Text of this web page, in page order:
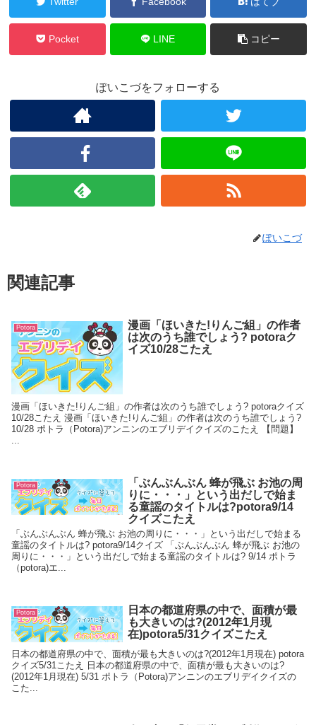
Pocket LINE コピー
ぽいこづをフォローする
ぽいこづ
関連記事
Potora
漫画「ほいきた!りんご組」の作者
は次のうち誰でしょう? potoraク
イズ10/28こたえ
漫画「ほいきた!りんご組」の作者は次のうち誰でしょう? potoraクイズ
10/28こたえ 漫画「ほいきた!りんご組」の作者は次のうち誰でしょう?
10/28 ポトラ（Potora)アンニンのエブリデイクイズのこたえ 【問題】
...
Potora
「ぶんぶんぶん 蜂が飛ぶ お池の周
りに・・・」という出だしで始ま
る童謡のタイトルは?potora9/14
クイズこたえ
「ぶんぶんぶん 蜂が飛ぶ お池の周りに・・・」という出だしで始まる
童謡のタイトルは? potora9/14クイズ 「ぶんぶんぶん 蜂が飛ぶ お池の
周りに・・・」という出だしで始まる童謡のタイトルは? 9/14 ポトラ
（potora)エ...
Potora
日本の都道府県の中で、面積が最
も大きいのは?(2012年1月現
在)potora5/31クイズこたえ
日本の都道府県の中で、面積が最も大きいのは?(2012年1月現在) potora
クイズ5/31こたえ 日本の都道府県の中で、面積が最も大きいのは?
(2012年1月現在) 5/31 ポトラ（Potora)アンニンのエブリデイクイズの
こた...